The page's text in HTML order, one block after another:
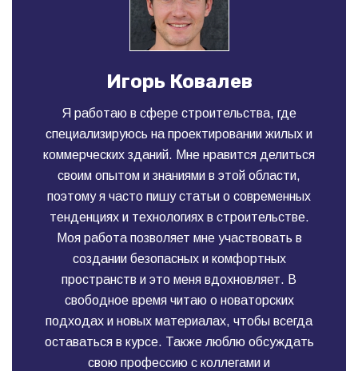
Игорь Ковалев
Я работаю в сфере строительства, где
специализируюсь на проектировании жилых и
коммерческих зданий. Мне нравится делиться
своим опытом и знаниями в этой области,
поэтому я часто пишу статьи о современных
тенденциях и технологиях в строительстве.
Моя работа позволяет мне участвовать в
создании безопасных и комфортных
пространств и это меня вдохновляет. В
свободное время читаю о новаторских
подходах и новых материалах, чтобы всегда
оставаться в курсе. Также люблю обсуждать
свою профессию с коллегами и